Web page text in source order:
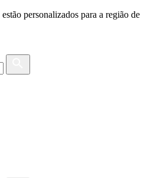
estão personalizados para a região de